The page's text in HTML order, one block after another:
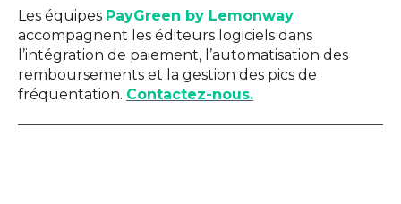
Les équipes PayGreen by Lemonway
accompagnent les éditeurs logiciels dans
l’intégration de paiement, l’automatisation des
remboursements et la gestion des pics de
fréquentation. Contactez-nous.